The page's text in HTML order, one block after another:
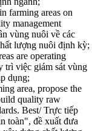
farming areas on
management
vùng nuôi về các
lượng nuôi định kỳ;
are operating
trì việc giám sát vùng
dụng;
area, propose the
quality raw
Best/ Trực tiếp
toàn", đề xuất đưa